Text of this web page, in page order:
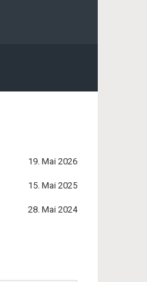
19. Mai 2026
15. Mai 2025
28. Mai 2024